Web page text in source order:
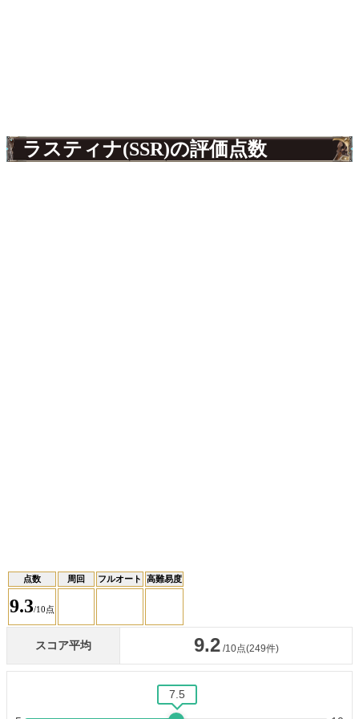
ラスティナ(SSR)の評価点数
点数 周回 フルオート 高難易度
9.3/10点